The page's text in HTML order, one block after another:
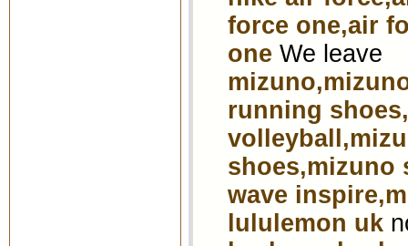
force one,air
one We leave
running
shoes,mizuno
wave
lululemon uk